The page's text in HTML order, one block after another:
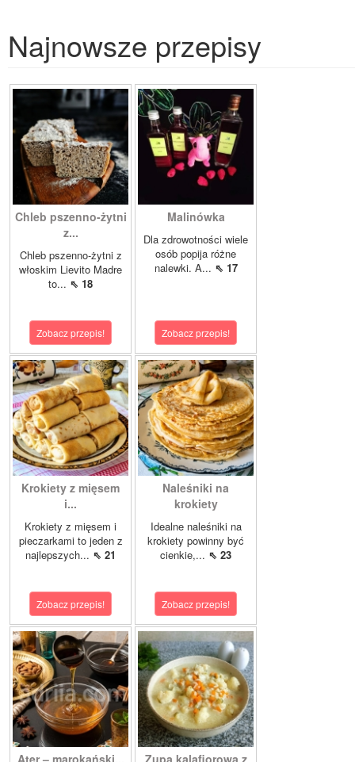
Najnowsze przepisy
Chleb pszenno-żytni
z...
Chleb pszenno-żytni z
włoskim Lievito Madre
to... ⇖ 18
Zobacz przepis!
Malinówka
Dla zdrowotności wiele
osób popija różne
nalewki. A... ⇖ 17
Zobacz przepis!
Krokiety z mięsem
i...
Krokiety z mięsem i
pieczarkami to jeden z
najlepszych... ⇖ 21
Zobacz przepis!
Naleśniki na
krokiety
Idealne naleśniki na
krokiety powinny być
cienkie,... ⇖ 23
Zobacz przepis!